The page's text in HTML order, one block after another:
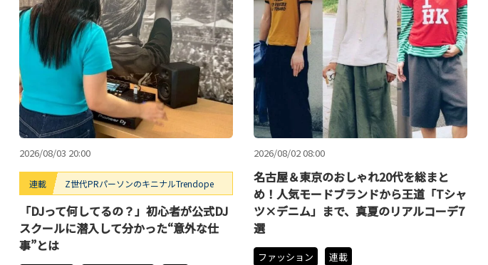
2026/08/03 20:00
連載 Z世代PRパーソンのキニナルTrendope
「DJって何してるの？」初心者が公式DJ
スクールに潜入して分かった“意外な仕
事”とは
2026/08/02 08:00
名古屋＆東京のおしゃれ20代を総まと
め！人気モードブランドから王道「Tシャ
ツ×デニム」まで、真夏のリアルコーデ7
選
ファッション 連載